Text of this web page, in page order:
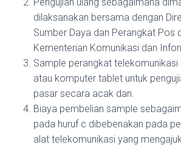
dilaksanakan bersama dengan
Sumber Daya dan Perangkat Pos
Kementerian Komunikasi dan
Sample perangkat telekomunikasi
atau komputer tablet untuk
pasar secara acak dan.
Biaya pembelian sample
pada huruf c dibebenakan pada
alat telekomunikasi yang